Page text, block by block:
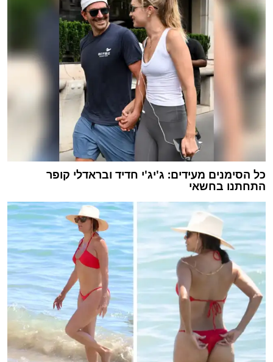
כל הסימנים מעידים: ג'יג'י חדיד ובראדלי קופר
התחתנו בחשאי